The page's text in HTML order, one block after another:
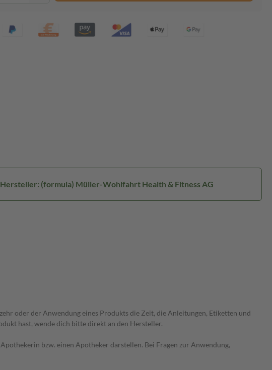
Hersteller: (formula) Müller-Wohlfahrt Health & Fitness AG
oder der Anwendung eines Produkts die Zeit, die Anleitungen, Etiketten und
hast, wende dich bitte direkt an den Hersteller.
bzw. einen Apotheker darstellen. Bei Fragen zur Anwendung,